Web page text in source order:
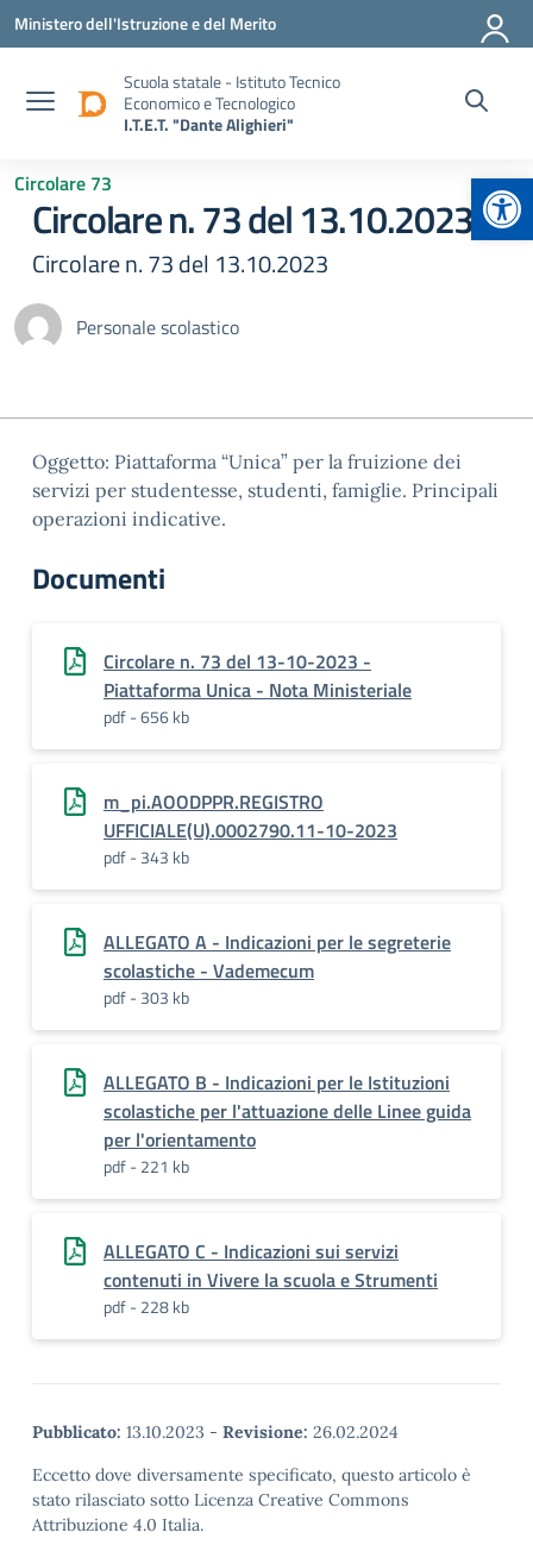
Vai ai contenuti
Vai al menu di navigazione
Vai al footer
Ministero dell'Istruzione e del Merito
Scuola statale - Istituto Tecnico
Economico e Tecnologico
I.T.E.T. "Dante Alighieri"
Circolare 73
Circolare n. 73 del 13.10.2023
Circolare n. 73 del 13.10.2023
Personale scolastico
Oggetto: Piattaforma “Unica” per la fruizione dei
servizi per studentesse, studenti, famiglie. Principali
operazioni indicative.
Documenti
Circolare n. 73 del 13-10-2023 -
Piattaforma Unica - Nota Ministeriale
pdf - 656 kb
m_pi.AOODPPR.REGISTRO
UFFICIALE(U).0002790.11-10-2023
pdf - 343 kb
ALLEGATO A - Indicazioni per le segreterie
scolastiche - Vademecum
pdf - 303 kb
ALLEGATO B - Indicazioni per le Istituzioni
scolastiche per l'attuazione delle Linee guida
per l'orientamento
pdf - 221 kb
ALLEGATO C - Indicazioni sui servizi
contenuti in Vivere la scuola e Strumenti
pdf - 228 kb
Pubblicato: 13.10.2023 - Revisione: 26.02.2024
Eccetto dove diversamente specificato, questo articolo è
stato rilasciato sotto Licenza Creative Commons
Attribuzione 4.0 Italia.